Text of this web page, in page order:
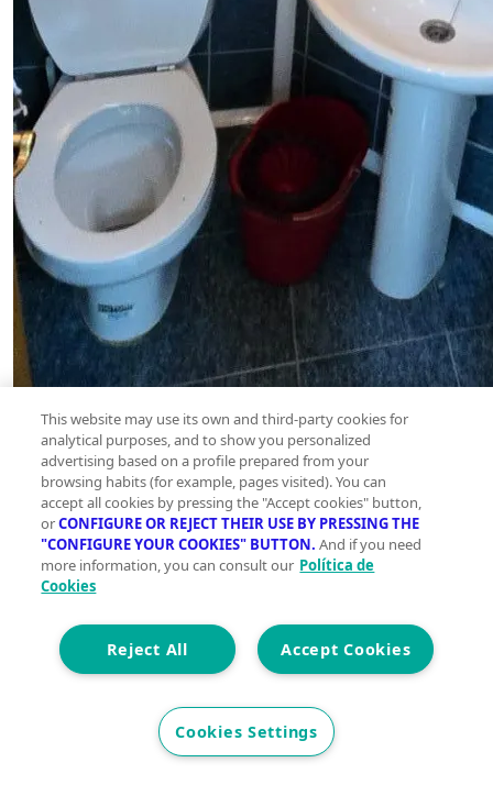
This website may use its own and third-party cookies for
analytical purposes, and to show you personalized
advertising based on a profile prepared from your
browsing habits (for example, pages visited). You can
accept all cookies by pressing the "Accept cookies" button,
orCONFIGURE OR REJECT THEIR USE BY PRESSING THE
"CONFIGURE YOUR COOKIES" BUTTON. And if you need
more information, you can consult our Política de
Cookies
Accept Cookies
Reject All
Cookies Settings